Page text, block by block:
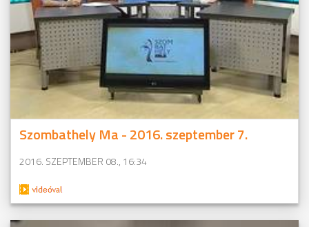
Szombathely Ma - 2016. szeptember 7.
2016. SZEPTEMBER 08., 16:34